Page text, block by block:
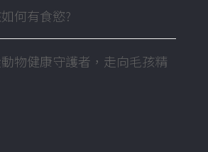
何有食慾?
物健康守護者，走向毛孩精